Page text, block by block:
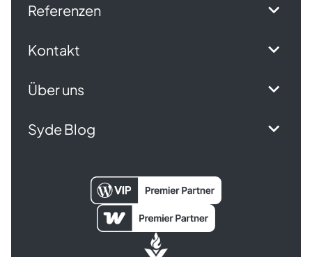
Referenzen
Kontakt
Über uns
Syde Blog